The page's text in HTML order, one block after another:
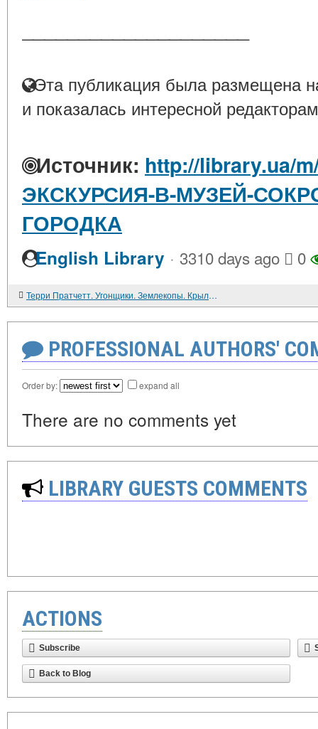
Эта публикация была размещена
и показалась интересной
Источник: http://library.ua/
ЭКСКУРСИЯ-В-МУЗЕЙ-
ГОРОДКА
English Library · 3310 days ago 0
Терри Пратчетт. Угонщики. Землекопы. Крылья. Фантастические повести
PROFESSIONAL AUTHORS'
Order by: expand all
There are no comments yet
LIBRARY GUESTS COMMENTS
ACTIONS
Subscribe
Back to Blog